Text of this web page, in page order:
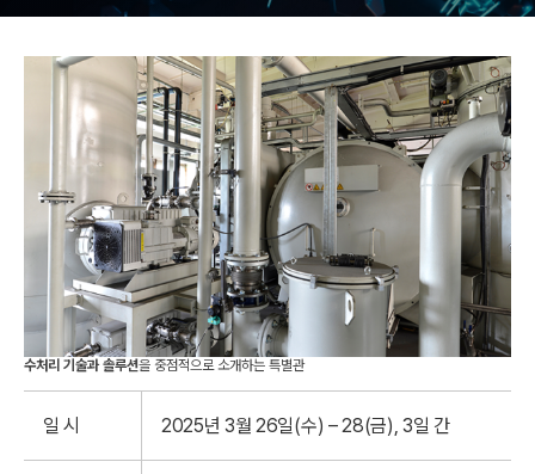
도장, 도금, 증착, 전착 등의 표면처리 기업들에게 필수적인
수처리 기술과 솔루션을 중점적으로 소개하는 특별관
일 시 2025년 3월 26일(수) – 28(금), 3일 간